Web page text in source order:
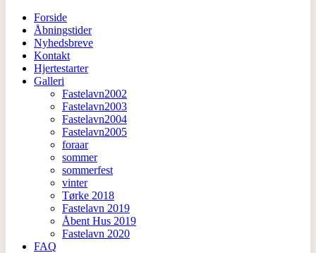
Forside
Åbningstider
Nyhedsbreve
Kontakt
Hjertestarter
Galleri
Fastelavn2002
Fastelavn2003
Fastelavn2004
Fastelavn2005
foraar
sommer
sommerfest
vinter
Tørke 2018
Fastelavn 2019
Åbent Hus 2019
Fastelavn 2020
FAQ